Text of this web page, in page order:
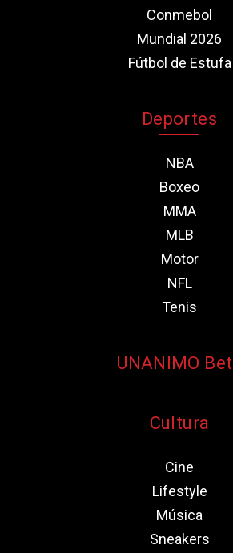
Conmebol
Mundial 2026
Fútbol de Estufa
Deportes
NBA
Boxeo
MMA
MLB
Motor
NFL
Tenis
UNANIMO
Cultura
Cine
Lifestyle
Música
Sneakers